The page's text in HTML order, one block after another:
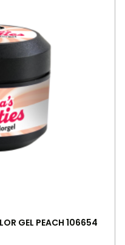
GEL PEACH 106654